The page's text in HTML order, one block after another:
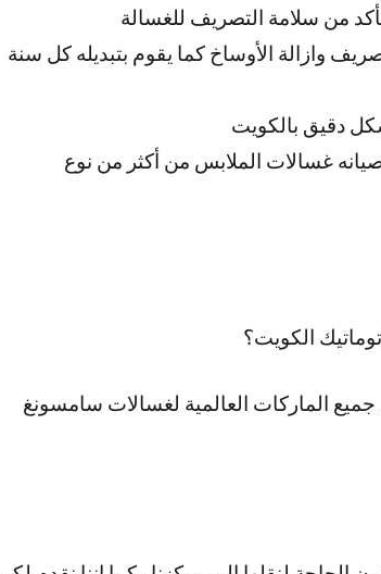
من سلامة التصريف للغسالة
وازالة الأوساخ كما يقوم بتبديله كل سنة
دقيق بالكويت
غسالات الملابس من أكثر من نوع
الكويت؟
الماركات العالمية لغسالات سامسونغ